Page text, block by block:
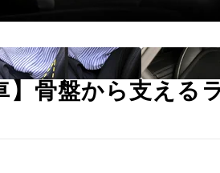
】骨盤から支える